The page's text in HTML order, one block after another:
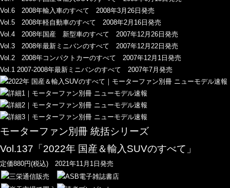
Vol.6 2008年輸入車のすべて 2008年3月26日発売
Vol.5 2008年軽自動車のすべて 2008年2月16日発売
Vol.4 2008年国産 新型車のすべて 2007年12月26日発売
Vol.3 2008年最新ミニバンのすべて 2007年12月22日発売
Vol.2 2008年コンパクトカーのすべて 2007年12月1日発売
Vol.1 2007-2008年最新ミニバンのすべて 2007年7月発売
モーターファン別冊 統括シリーズ
Vol.137「2022年 国産＆輸入SUVのすべて」
定価880円(税込) 2021年11月1日発売